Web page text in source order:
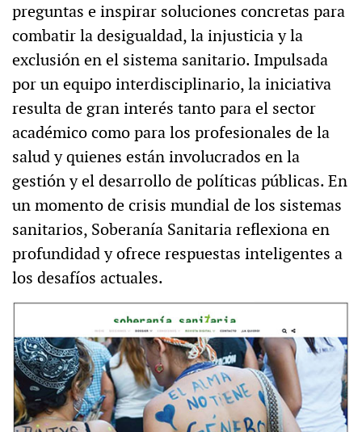
preguntas e inspirar soluciones concretas para
combatir la desigualdad, la injusticia y la
exclusión en el sistema sanitario. Impulsada
por un equipo interdisciplinario, la iniciativa
resulta de gran interés tanto para el sector
académico como para los profesionales de la
salud y quienes están involucrados en la
gestión y el desarrollo de políticas públicas. En
un momento de crisis mundial de los sistemas
sanitarios, Soberanía Sanitaria reflexiona en
profundidad y ofrece respuestas inteligentes a
los desafíos actuales.